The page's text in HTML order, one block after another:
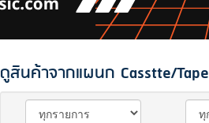
ดูสินค้าจากแผนก Casstte/Tape